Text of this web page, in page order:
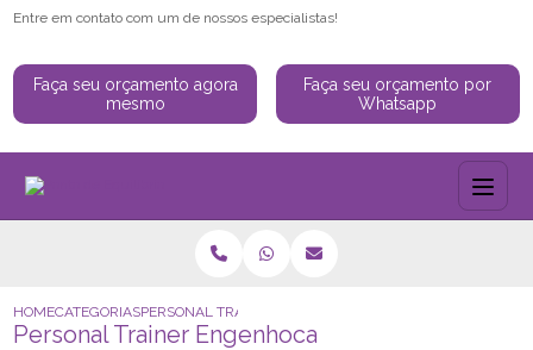
Entre em contato com um de nossos especialistas!
Faça seu orçamento agora
mesmo
Faça seu orçamento por
Whatsapp
HOMECATEGORIASPERSONAL TRAINER ENGENHOCA
Personal Trainer Engenhoca